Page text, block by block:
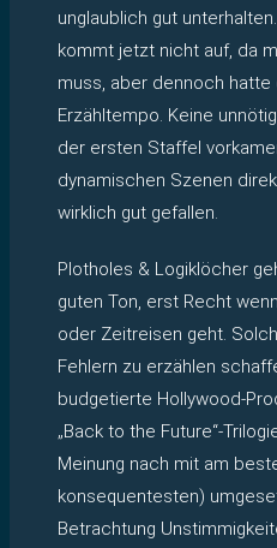
unglaublich gut
kommt jetzt nicht auf, da
muss, aber dennoch
Erzähltempo. Keine
der ersten Staffel
dynamischen Szenen
wirklich gut gefallen.
Plotholes & Logiklöcher
guten Ton, erst Recht
oder Zeitreisen geht.
Fehlern zu erzählen
budgetierte Hollywood-
„Back to the Future“-
Meinung nach mit am
konsequentesten)
Betrachtung